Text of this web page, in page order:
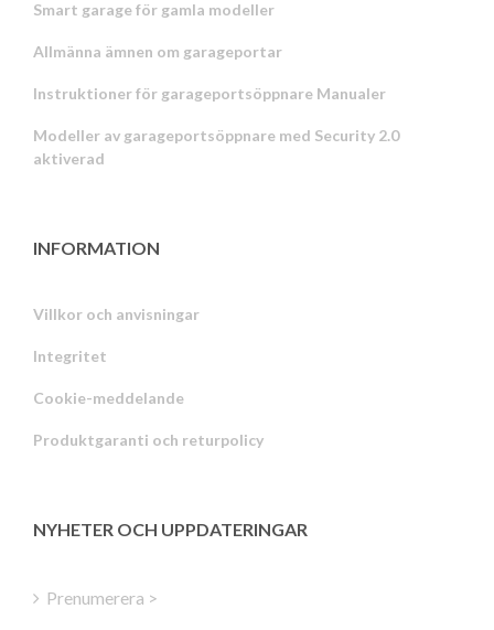
Smart garage för gamla modeller
Allmänna ämnen om garageportar
Instruktioner för garageportsöppnare Manualer
Modeller av garageportsöppnare med Security 2.0
aktiverad
INFORMATION
Villkor och anvisningar
Integritet
Cookie-meddelande
Produktgaranti och returpolicy
NYHETER OCH UPPDATERINGAR
Prenumerera >